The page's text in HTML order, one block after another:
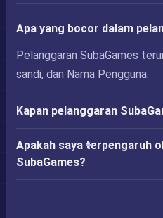
Apa yang bocor dalam
Pelanggaran SubaGames
sandi, dan Nama Pengguna.
Kapan pelanggaran
Apakah saya terpengaruh
SubaGames?